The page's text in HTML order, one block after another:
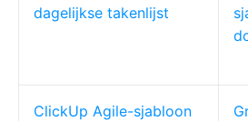
dagelijkse takenlijst
ClickUp Agile-sjabloon